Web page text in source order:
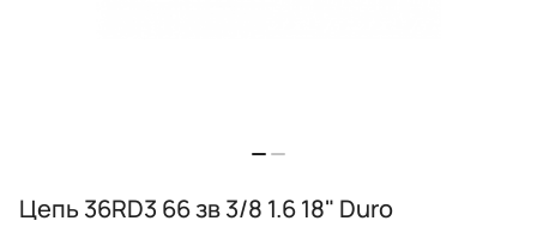
Цепь 36RD3 66 зв 3/8 1.6 18" Duro